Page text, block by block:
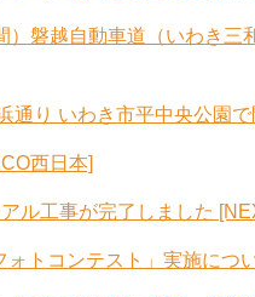
磐越自動車道（いわき
り いわき市平中央公園
西日本]
ル工事が完了しました
ォトコンテスト」実施につ